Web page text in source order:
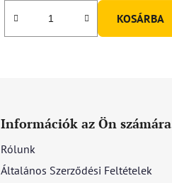
KOSÁRBA
Információk az Ön számára
Rólunk
Általános Szerződési Feltételek